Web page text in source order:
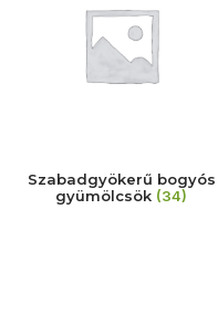
Szabadgyökerű bogyós
gyümölcsök (34)